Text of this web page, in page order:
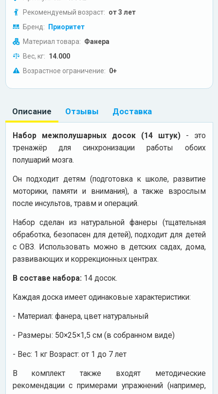
Рекомендуемый возраст: от 3 лет
Бренд: Приоритет
Материал товара: Фанера
Вес, кг: 14.000
Возрастное ограничение: 0+
Описание Отзывы Доставка
Набор межполушарных досок (14 штук)- это
тренажёр для синхронизации работы обоих
полушарий мозга.
Он подходит детям (подготовка к школе, развитие
моторики, памяти и внимания), а также взрослым
после инсультов, травм и операций.
Набор сделан из натуральной фанеры (тщательная
обработка, безопасен для детей), подходит для детей
с ОВЗ. Использовать можно в детских садах, дома,
развивающих и коррекционных центрах.
В составе набора: 14 досок.
Каждая доска имеет одинаковые характеристики:
- Материал: фанера, цвет натуральный
- Размеры: 50×25×1,5 см (в собранном виде)
- Вес: 1 кг Возраст: от 1 до 7 лет
В комплект также входят методические
рекомендации с примерами упражнений (например,